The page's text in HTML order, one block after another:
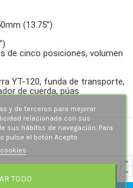
(13.75”)
de cinco posiciones, volumen
YT-120, funda de transporte,
de cuerda, púas
y de terceros para mejorar
relacionada con sus
sus hábitos de navegación. Para
pulse el botón Acepto.
TODO